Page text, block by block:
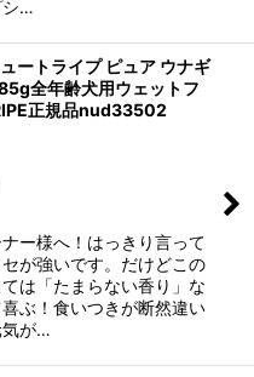
シ…
ートライプ ピュア ウナギ
全年齢犬用ウェットフ
正規品nud33502
ー様へ！はっきり言って
が強いです。だけどこの
は「たまらない香り」な
ぶ！食いつきが断然違い
気が…